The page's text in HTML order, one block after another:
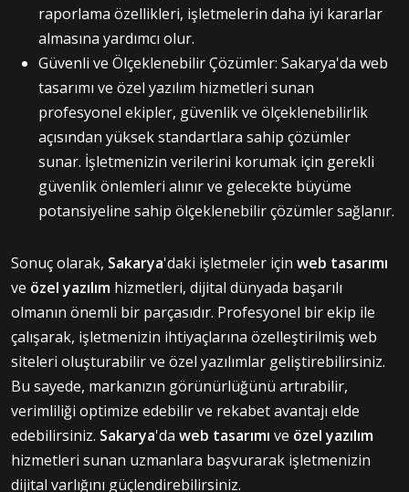
raporlama özellikleri, işletmelerin daha iyi kararlar
almasına yardımcı olur.
Güvenli ve Ölçeklenebilir Çözümler: Sakarya'da web
tasarımı ve özel yazılım hizmetleri sunan
profesyonel ekipler, güvenlik ve ölçeklenebilirlik
açısından yüksek standartlara sahip çözümler
sunar. İşletmenizin verilerini korumak için gerekli
güvenlik önlemleri alınır ve gelecekte büyüme
potansiyeline sahip ölçeklenebilir çözümler sağlanır.
Sonuç olarak, Sakarya'daki işletmeler için web tasarımı
ve özel yazılım hizmetleri, dijital dünyada başarılı
olmanın önemli bir parçasıdır. Profesyonel bir ekip ile
çalışarak, işletmenizin ihtiyaçlarına özelleştirilmiş web
siteleri oluşturabilir ve özel yazılımlar geliştirebilirsiniz.
Bu sayede, markanızın görünürlüğünü artırabilir,
verimliliği optimize edebilir ve rekabet avantajı elde
edebilirsiniz. Sakarya'da web tasarımı ve özel yazılım
hizmetleri sunan uzmanlara başvurarak işletmenizin
dijital varlığını güçlendirebilirsiniz.